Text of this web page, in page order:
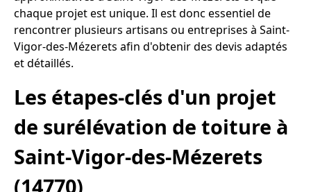
chaque projet est unique. Il est donc essentiel de
rencontrer plusieurs artisans ou entreprises à Saint-
Vigor-des-Mézerets afin d'obtenir des devis adaptés
et détaillés.
Les étapes-clés d'un projet
de surélévation de toiture à
Saint-Vigor-des-Mézerets
(14770)